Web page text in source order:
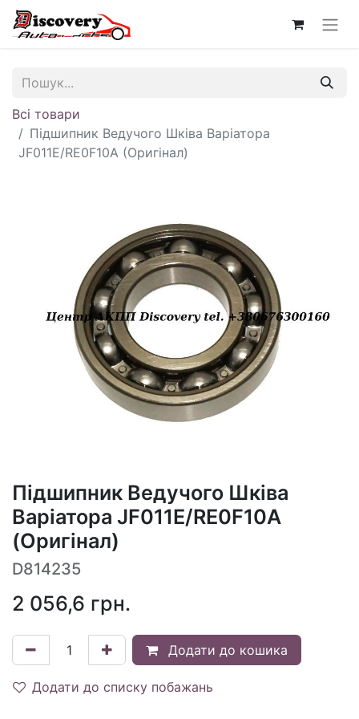
Всі товари
Підшипник Ведучого Шківа Варіатора
JF011E/RE0F10A (Оригінал)
Підшипник Ведучого Шківа
Варіатора JF011E/RE0F10A
(Оригінал)
D814235
2 056,6 грн.
Додати до кошика
Додати до списку побажань